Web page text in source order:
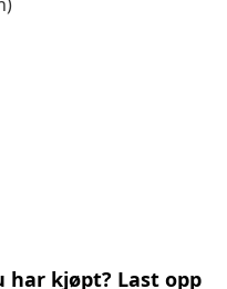
kjøpt? Last opp